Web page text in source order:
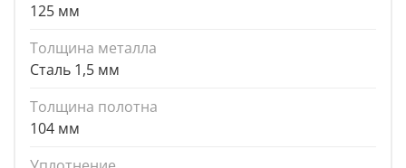
125 мм
Толщина металла
Сталь 1,5 мм
Толщина полотна
104 мм